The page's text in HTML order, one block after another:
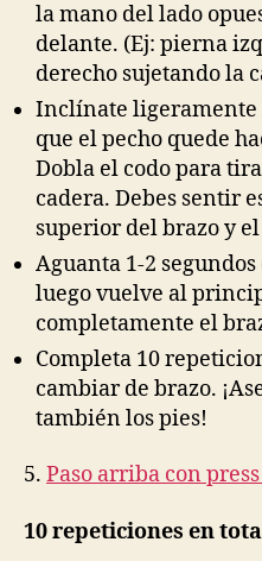
la mano del lado
delante. (Ej: pierna
derecho sujetando la
Inclínate ligeramente
que el pecho quede
Dobla el codo para
cadera. Debes sentir
superior del brazo y
Aguanta 1-2
luego vuelve al
completamente el
Completa 10
cambiar de brazo.
también los pies!
5. Paso arriba con
10 repeticiones en